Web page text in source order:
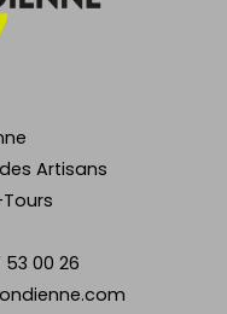
Artisans
00 26